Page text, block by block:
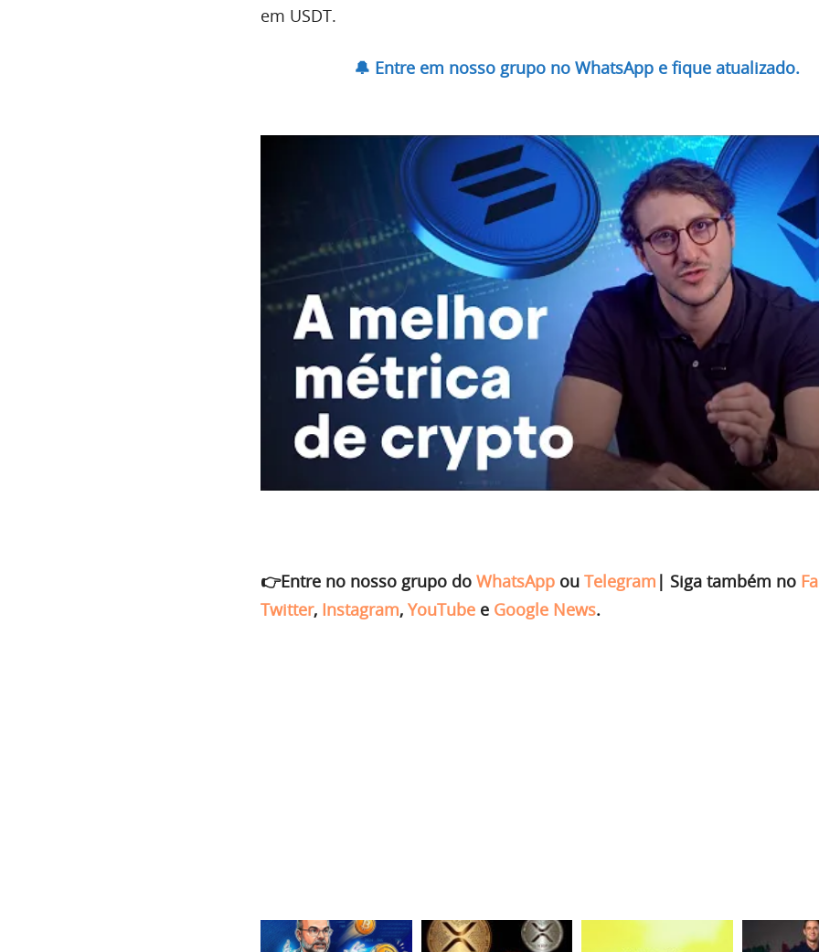
em USDT.
🔔 Entre em nosso grupo no WhatsApp e fique atualizado.
👉Entre no nosso grupo do WhatsApp ou Telegram | Siga também no
Twitter, Instagram, YouTube e Google News.